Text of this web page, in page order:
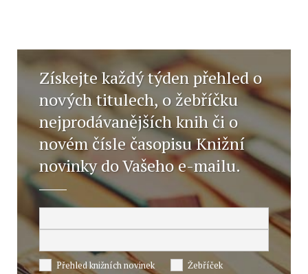
Získejte každý týden přehled o
nových titulech, o žebříčku
nejprodávanějších knih či o
novém čísle časopisu Knižní
novinky do Vašeho e-mailu.
Přehled knižních novinek Žebříček